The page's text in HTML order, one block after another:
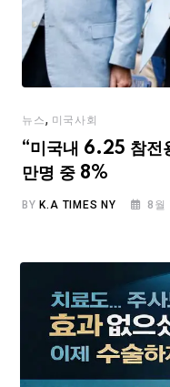
뉴스, 미국사회
“미국내 6.25 참전
만명 중 8%
BY K.A TIMES NY 8월